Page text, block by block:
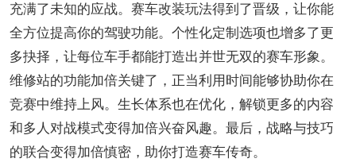
充满了未知的应战。赛车改装玩法得到了晋级，让你能
全方位提高你的驾驶功能。个性化定制选项也增多了更
多抉择，让每位车手都能打造出并世无双的赛车形象。
维修站的功能加倍关键了，正当利用时间能够协助你在
竞赛中维持上风。生长体系也在优化，解锁更多的内容
和多人对战模式变得加倍兴奋风趣。最后，战略与技巧
的联合变得加倍慎密，助你打造赛车传奇。